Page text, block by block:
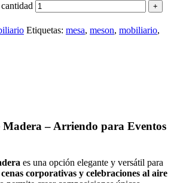
Etiquetas: mesa, meson, mobiliario,
Madera – Arriendo para Eventos
es una opción elegante y versátil para
corporativas y celebraciones al aire